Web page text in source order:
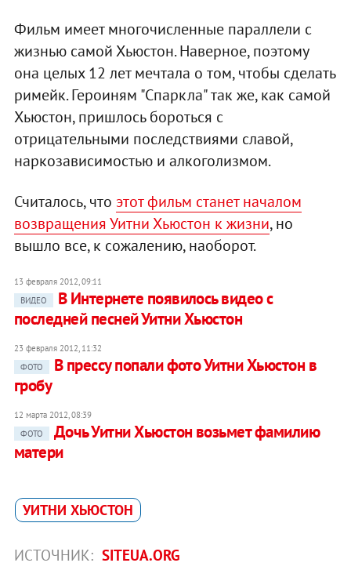
Фильм имеет многочисленные параллели с
жизнью самой Хьюстон. Наверное, поэтому
она целых 12 лет мечтала о том, чтобы сделать
римейк. Героиням "Спаркла" так же, как самой
Хьюстон, пришлось бороться с
отрицательными последствиями славой,
наркозависимостью и алкоголизмом.
Считалось, что этот фильм станет началом
возвращения Уитни Хьюстон к жизни, но
вышло все, к сожалению, наоборот.
13 февраля 2012, 09:11
ВИДЕО
В Интернете появилось видео с
последней песней Уитни Хьюстон‎
23 февраля 2012, 11:32
ФОТО
В прессу попали фото Уитни Хьюстон в
гробу‎
12 марта 2012, 08:39
ФОТО
Дочь Уитни Хьюстон возьмет фамилию
матери
УИТНИ ХЬЮСТОН
ИСТОЧНИК: SITEUA.ORG